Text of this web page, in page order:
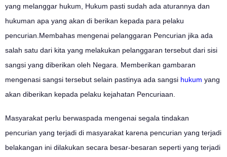
yang melanggar hukum, Hukum pasti sudah ada aturannya dan
hukuman apa yang akan di berikan kepada para pelaku
pencurian.Membahas mengenai pelanggaran Pencurian jika ada
salah satu dari kita yang melakukan pelanggaran tersebut dari sisi
sangsi yang diberikan oleh Negara. Memberikan gambaran
mengenasi sangsi tersebut selain pastinya ada sangsi hukum yang
akan diberikan kepada pelaku kejahatan Pencuriaan.
Masyarakat perlu berwaspada mengenai segala tindakan
pencurian yang terjadi di masyarakat karena pencurian yang terjadi
belakangan ini dilakukan secara besar-besaran seperti yang terjadi